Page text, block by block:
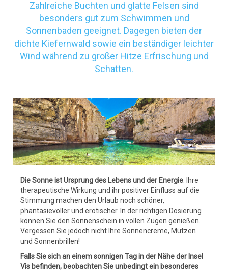
Zahlreiche Buchten und glatte Felsen sind
besonders gut zum Schwimmen und
Sonnenbaden geeignet. Dagegen bieten der
dichte Kiefernwald sowie ein beständiger leichter
Wind während zu großer Hitze Erfrischung und
Schatten.
Die Sonne ist Ursprung des Lebens und der Energie. Ihre
therapeutische Wirkung und ihr positiver Einfluss auf die
Stimmung machen den Urlaub noch schöner,
phantasievoller und erotischer. In der richtigen Dosierung
können Sie den Sonnenschein in vollen Zügen genießen.
Vergessen Sie jedoch nicht Ihre Sonnencreme, Mützen
und Sonnenbrillen!
Falls Sie sich an einem sonnigen Tag in der Nähe der Insel
Vis befinden, beobachten Sie unbedingt ein besonderes